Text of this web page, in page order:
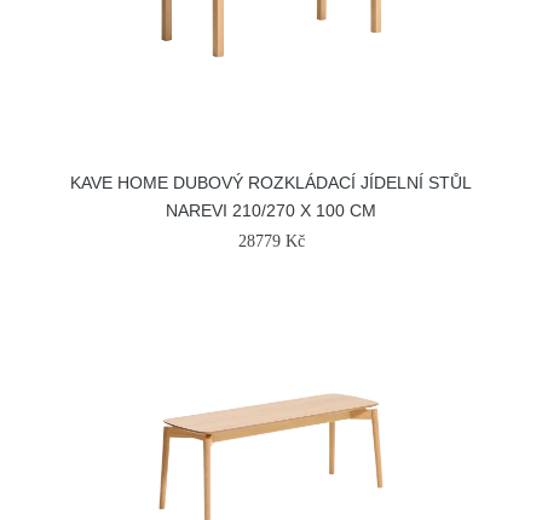
KAVE HOME DUBOVÝ ROZKLÁDACÍ JÍDELNÍ STŮL
NAREVI 210/270 X 100 CM
28779 Kč